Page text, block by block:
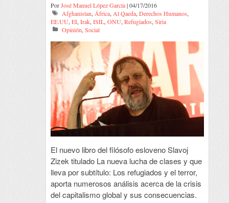
PorJosé Manuel López García| 04/17/2016
Afghanistan, África, Al Qaeda, Derechos Humanos,
EE.UU, EI, Irak, ISIL, ONU, Refugiados, Siria
Opinión, Social
El nuevo libro del filósofo esloveno Slavoj
Zizek titulado La nueva lucha de clases y que
lleva por subtítulo: Los refugiados y el terror,
aporta numerosos análisis acerca de la crisis
del capitalismo global y sus consecuencias.